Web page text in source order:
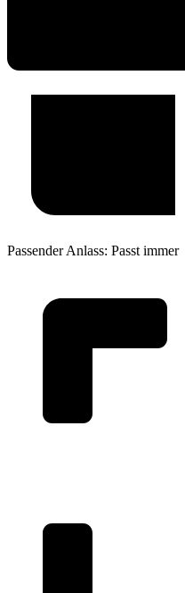
Passender Anlass: Passt immer